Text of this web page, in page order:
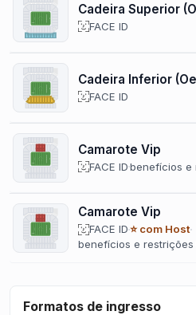
Cadeira Superior
FACE ID
Cadeira Inferior
FACE ID
Camarote Vip
FACE IDbenefícios e
Camarote Vip
FACE ID⭐ com Host
benefícios e restrições
Formatos de ingresso